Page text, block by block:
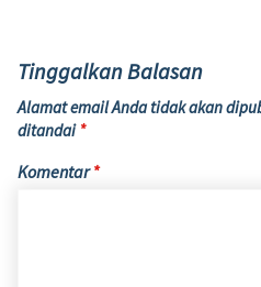
Tinggalkan Balasan
Alamat email Anda tidak akan
ditandai *
Komentar*